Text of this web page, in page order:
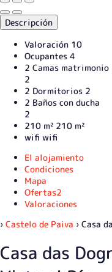
Descripción
Valoración 10
Ocupantes 4
2 Camas matrimonio
2
2 Dormitorios 2
2 Baños con ducha
2
210 m² 210 m²
wifi wifi
El alojamiento
Condiciones
Mapa
Ofertas2
Valoraciones
› Castelo de Paiva › Casa
Casa das